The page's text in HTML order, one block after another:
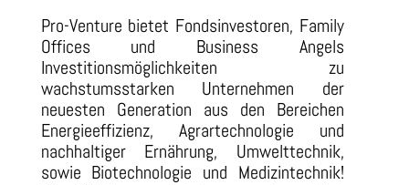
Pro-Venture bietet Fondsinvestoren, Family
Offices und Business Angels
Investitionsmöglichkeiten zu
wachstumsstarken Unternehmen der
neuesten Generation aus den Bereichen
Energieeffizienz, Agrartechnologie und
nachhaltiger Ernährung, Umwelttechnik,
sowie Biotechnologie und Medizintechnik!